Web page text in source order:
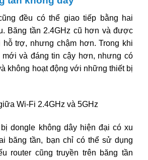
đều có thể giao tiếp bằng hai
Băng tần 2.4GHz cũ hơn và được
hỗ trợ, nhưng chậm hơn. Trong khi
mới và đáng tin cậy hơn, nhưng có
không hoạt động với những thiết bị
Wi-Fi 2.4GHz và 5GHz
dongle không dây hiện đại có xu
băng tần, bạn chỉ có thể sử dụng
router cũng truyền trên băng tần